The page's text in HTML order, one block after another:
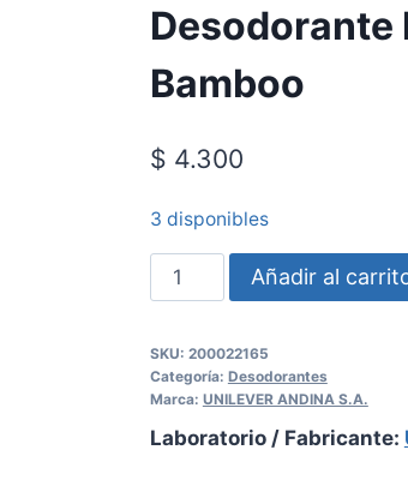
Desodorante
Bamboo
$ 4.300
3 disponibles
Añadir al
SKU: 200022165
Categoría: Desodorantes
Marca: UNILEVER ANDINA S.A.
Laboratorio / Fabricante: